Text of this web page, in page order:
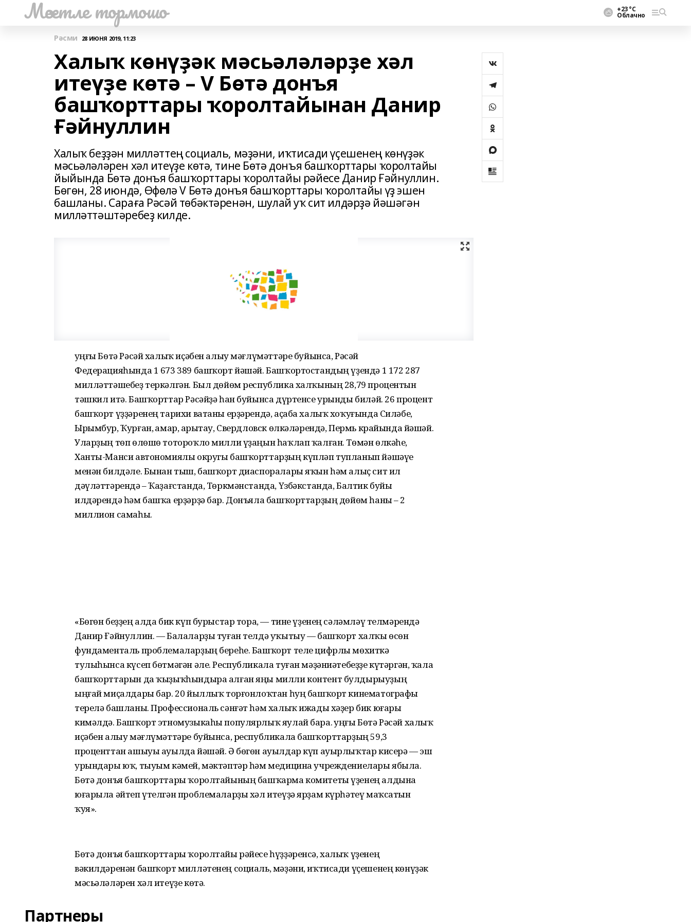
Мәсетле тормошо +23 °С
Облачно
Рәсми 28 ИЮНЯ 2019, 11:23
Халыҡ көнүҙәк мәсьәләләрҙе хәл
итеүҙе көтә – V Бөтә донъя
башҡорттары ҡоролтайынан Данир
Ғәйнуллин
Халыҡ беҙҙән милләттең социаль, мәҙәни, иҡтисади үҫешенең көнүҙәк
мәсьәләләрен хәл итеүҙе көтә, тине Бөтә донъя башҡорттары ҡоролтайы
йыйында Бөтә донъя башҡорттары ҡоролтайы рәйесе Данир Ғәйнуллин.
Бөгөн, 28 июндә, Өфөлә V Бөтә донъя башҡорттары ҡоролтайы үҙ эшен
башланы. Сараға Рәсәй төбәктәренән, шулай уҡ сит илдәрҙә йәшәгән
милләттәштәребеҙ килде.
Һуңғы Бөтә Рәсәй халыҡ иҫәбен алыу мәғлүмәттәре буйынса, Рәсәй
Федерацияһында 1 673 389 башҡорт йәшәй. Башҡортостандың үҙендә 1 172 287
милләттәшебеҙ теркәлгән. Был дөйөм республика халҡының 28,79 процентын
тәшкил итә. Башҡорттар Рәсәйҙә һан буйынса дүртенсе урынды биләй. 26 процент
башҡорт үҙҙәренең тарихи ватаны ерҙәрендә, аҫаба халыҡ хоҡуғында Силәбе,
Ырымбур, Ҡурған, Һамар, Һарытау, Свердловск өлкәләрендә, Пермь крайында йәшәй.
Уларҙың төп өлөшө тотороҡло милли үҙаңын һаҡлап ҡалған. Төмән өлкәһе,
Ханты-Манси автономиялы округы башҡорттарҙың күпләп тупланып йәшәүе
менән билдәле. Бынан тыш, башҡорт диаспоралары яҡын һәм алыҫ сит ил
дәүләттәрендә – Ҡаҙағстанда, Төркмәнстанда, Үзбәкстанда, Балтик буйы
илдәрендә һәм башҡа ерҙәрҙә бар. Донъяла башҡорттарҙың дөйөм һаны – 2
миллион самаһы.
«Бөгөн беҙҙең алда бик күп бурыстар тора, — тине үҙенең сәләмләү телмәрендә
Данир Ғәйнуллин. — Балаларҙы туған телдә уҡытыу — башҡорт халҡы өсөн
фундаменталь проблемаларҙың береһе. Башҡорт теле цифрлы мөхиткә
тулыһынса күсеп бөтмәгән әле. Республикала туған мәҙәниәтебеҙҙе күтәргән, ҡала
башҡорттарын да ҡыҙыҡһындыра алған яңы милли контент булдырыуҙың
ыңғай миҫалдары бар. 20 йыллыҡ торғонлоҡтан һуң башҡорт кинематографы
терелә башланы. Профессиональ сәнғәт һәм халыҡ ижады хәҙер бик юғары
кимәлдә. Башҡорт этномузыкаһы популярлыҡ яулай бара. Һуңғы Бөтә Рәсәй халыҡ
иҫәбен алыу мәғлүмәттәре буйынса, республикала башҡорттарҙың 59,3
проценттан ашыуы ауылда йәшәй. Ә бөгөн ауылдар күп ауырлыҡтар кисерә — эш
урындары юҡ, тыуым кәмей, мәктәптәр һәм медицина учреждениелары ябыла.
Бөтә донъя башҡорттары ҡоролтайының башҡарма комитеты үҙенең алдына
юғарыла әйтеп үтелгән проблемаларҙы хәл итеүҙә ярҙам күрһәтеү маҡсатын
ҡуя».
Бөтә донъя башҡорттары ҡоролтайы рәйесе һүҙҙәренсә, халыҡ үҙенең
вәкилдәренән башҡорт милләтенең социаль, мәҙәни, иҡтисади үҫешенең көнүҙәк
мәсьәләләрен хәл итеүҙе көтә.
Партнеры